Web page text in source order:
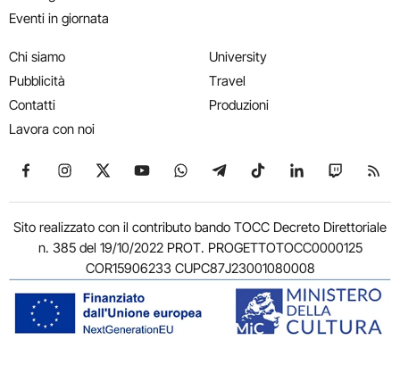
Eventi in giornata
Chi siamo
Pubblicità
Contatti
Lavora con noi
University
Travel
Produzioni
Seguici su Facebook
Seguici su Instagram
Seguici su X
Seguici su YouTube
Seguici su WhatsApp
Seguici su Telegram
Seguici su TikTok
Seguici su
Seguici
Sito realizzato con il contributo bando TOCC Decreto Direttoriale
n. 385 del 19/10/2022 PROT. PROGETTOTOCC0000125
COR15906233 CUPC87J23001080008